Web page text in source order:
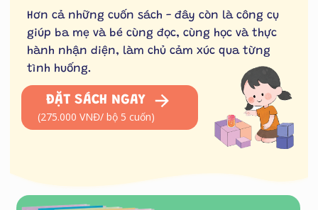
Hơn cả những cuốn sách - đây còn là công cụ
giúp ba mẹ và bé cùng đọc, cùng học và thực
hành nhận diện, làm chủ cảm xúc qua từng
tình huống.
ĐẶT SÁCH NGAY
(275.000 VNĐ/ bộ 5 cuốn)